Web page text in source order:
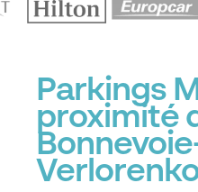
Parkings
proximité